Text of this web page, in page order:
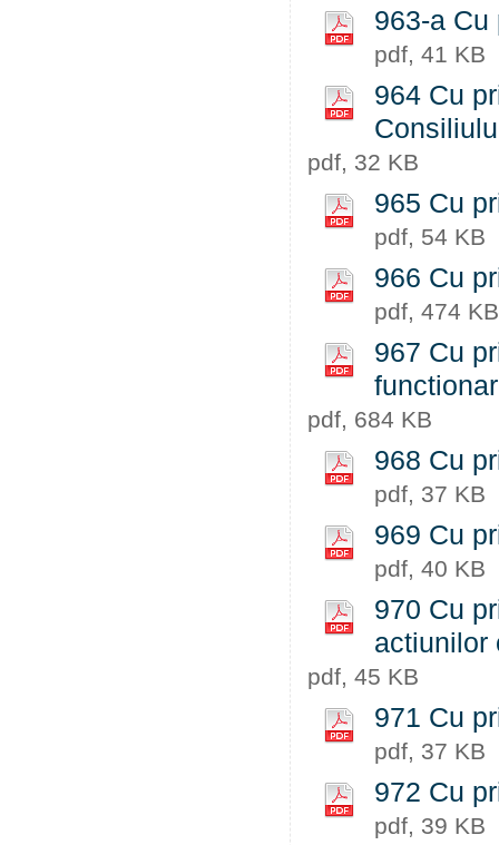
963-a
pdf, 41 KB
964 Cu
pdf, 32 KB
965 Cu
pdf, 54 KB
966 Cu
pdf, 474 KB
967 Cu
pdf, 684 KB
968 Cu
pdf, 37 KB
969 Cu
pdf, 40 KB
970 Cu
actiunilor
pdf, 45 KB
971 Cu
pdf, 37 KB
972 Cu
pdf, 39 KB